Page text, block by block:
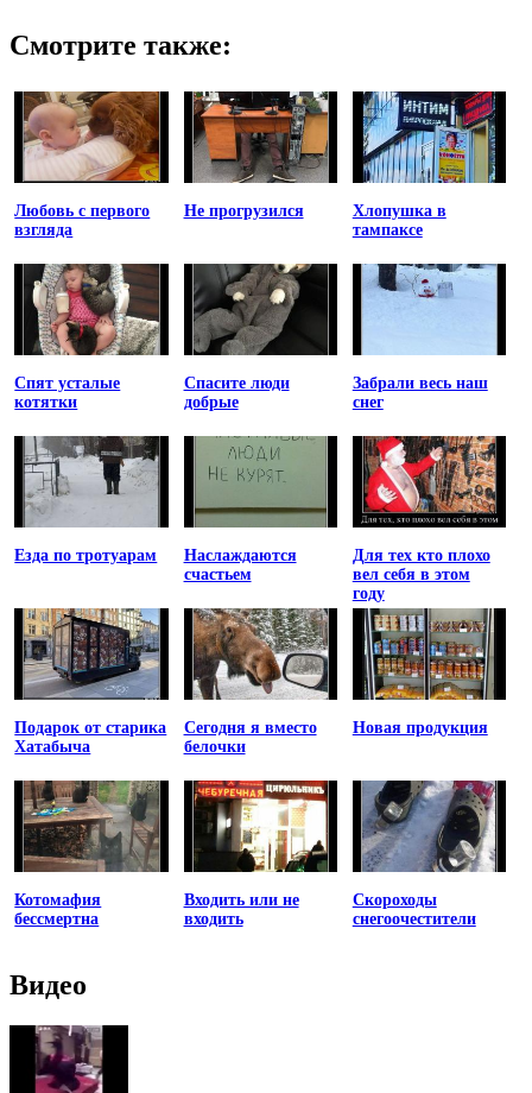
Смотрите также:
Любовь с первого
взгляда
Не прогрузился
Хлопушка в
тампаксе
Спят усталые
котятки
Спасите люди
добрые
Забрали весь наш
снег
Езда по тротуарам
Наслаждаются
счастьем
Для тех кто плохо
вел себя в этом
году
Подарок от старика
Хатабыча
Сегодня я вместо
белочки
Новая продукция
Котомафия
бессмертна
Входить или не
входить
Скороходы
снегоочестители
Видео